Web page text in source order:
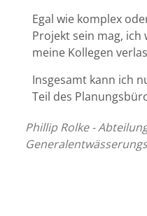
Egal wie komplex
Projekt sein mag, ich
meine Kollegen
Insgesamt kann ich
Teil des
Phillip Rolke -